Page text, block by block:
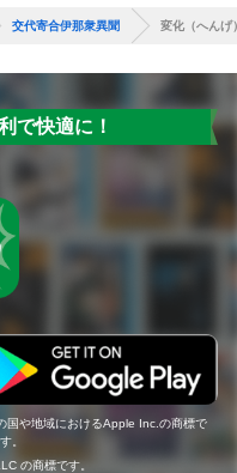
交代寄合伊那衆異聞 変化（へん
で快適に！
国や地域におけるApple Inc.の商標で
。
の商標です。